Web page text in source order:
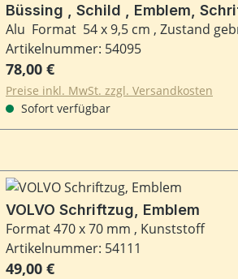
Büssing , Schild , Emblem,
Alu Format 54 x 9,5 cm , Zustand
Artikelnummer: 54095
Regulärer Preis:
78,00 €
Preise inkl. MwSt. zzgl. Versandkosten
Sofort verfügbar
VOLVO Schriftzug, Emblem
Format 470 x 70 mm , Kunststoff
Artikelnummer: 54111
Regulärer Preis:
49,00 €